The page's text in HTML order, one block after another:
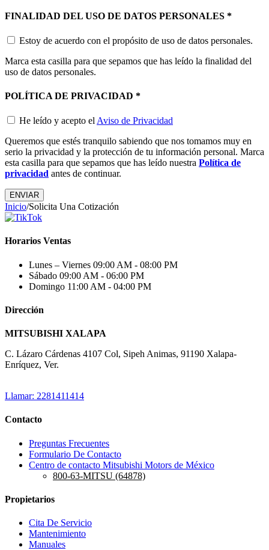
FINALIDAD DEL USO DE DATOS PERSONALES *
Estoy de acuerdo con el propósito de uso de datos personales.
Marca esta casilla para que sepamos que has leído la finalidad del
uso de datos personales.
POLÍTICA DE PRIVACIDAD *
He leído y acepto el Aviso de Privacidad
Queremos que estés tranquilo sabiendo que nos tomamos muy en
serio la privacidad y la protección de tu información personal. Marca
esta casilla para que sepamos que has leído nuestra Política de
privacidad antes de continuar.
Inicio/Solicita Una Cotización
Horarios Ventas
Lunes – Viernes 09:00 AM - 08:00 PM
Sábado 09:00 AM - 06:00 PM
Domingo 11:00 AM - 04:00 PM
Dirección
MITSUBISHI XALAPA
C. Lázaro Cárdenas 4107 Col, Sipeh Animas, 91190 Xalapa-
Enríquez, Ver.
Llamar: 2281411414
Contacto
Preguntas Frecuentes
Formulario De Contacto
Centro de contacto Mitsubishi Motors de México
800-63-MITSU (64878)
Propietarios
Cita De Servicio
Mantenimiento
Manuales